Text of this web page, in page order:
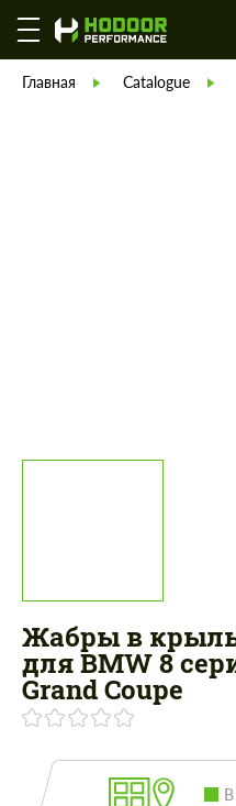
Главная Catalogue
Жабры в
для BMW 8
Grand Coupe